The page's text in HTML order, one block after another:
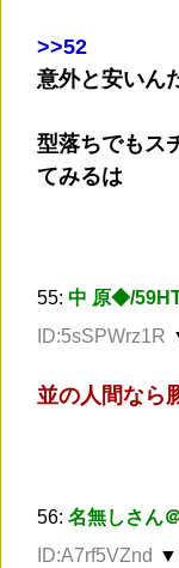
>>52
意外と安いん
型落ちでもス
てみるは
55: 中 原◆/
ID:5sSPWrz1R
並の人間なら
56: 名無しさん
ID:A7rf5VZnd ▼